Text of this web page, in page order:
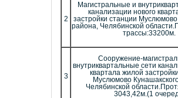
2
Магистральные и
канализации нового
застройки станции Муслюмово
района, Челябинской
трассы:33200м.
3
Сооружение-
внутриквартальные сети
квартала жилой
Муслюмово
Челябинской
3043,42м.(1